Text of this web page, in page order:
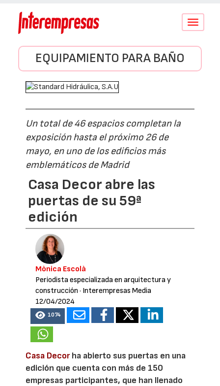
Conmutar
EQUIPAMIENTO PARA BAÑO
Un total de 46 espacios completan la
exposición hasta el próximo 26 de
mayo, en uno de los edificios más
emblemáticos de Madrid
Casa Decor abre las
puertas de su 59ª
edición
Mònica Escolà
Periodista especializada en arquitectura y
construcción · Interempresas Media
12/04/2024
1074
Casa Decorha abierto sus puertas en una
edición que cuenta con más de 150
empresas participantes, que han llenado